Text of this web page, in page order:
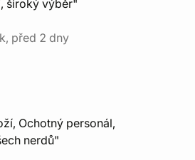
široký výběr"
před 2 dny
Ochotný personál,
nerdů"